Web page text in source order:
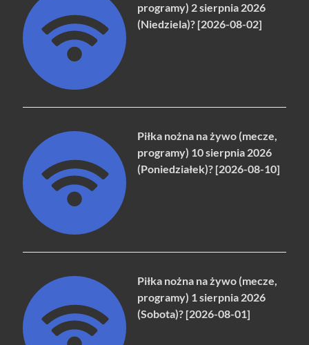
programy) 2 sierpnia 2026
(Niedziela)? [2026-08-02]
Piłka nożna na żywo (mecze,
programy) 10 sierpnia 2026
(Poniedziałek)? [2026-08-10]
Piłka nożna na żywo (mecze,
programy) 1 sierpnia 2026
(Sobota)? [2026-08-01]